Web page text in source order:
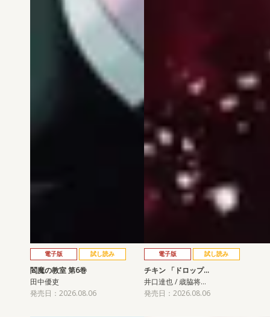
電子版 試し読み
閻魔の教室 第6巻
田中優吏
発売日：2026.08.06
電子版 試し読み
チキン 「ドロップ…
井口達也 / 歳脇将…
発売日：2026.08.06